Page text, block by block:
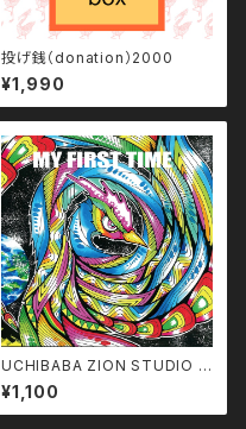
投げ銭（donation）2000
¥1,990
UCHIBABA ZION STUDIO p
roduce 『 MY FIRST TIME 』
¥1,100